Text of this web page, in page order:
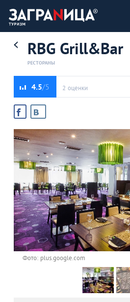
RBG Grill&Bar
РЕСТОРАНЫ
4.5 2 оценки
Фото: plus.google.com